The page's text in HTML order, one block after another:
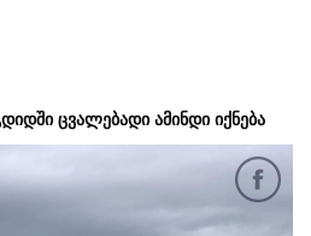
ცვალებადი ამინდი იქნება